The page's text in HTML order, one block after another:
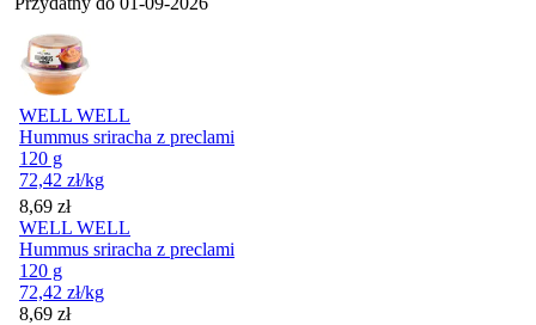
WELL WELL
Hummus sriracha z preclami
120 g
72,42 zł/kg
Cena
8,69 zł
WELL WELL
Hummus sriracha z preclami
120 g
72,42 zł/kg
Cena
8,69 zł